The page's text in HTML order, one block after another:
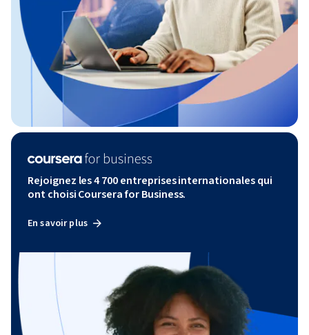
Rejoignez les 4 700 entreprises internationales qui
ont choisi Coursera for Business.
En savoir plus